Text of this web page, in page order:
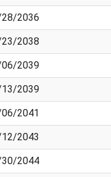
2036
2038
2039
2039
2041
2043
2044